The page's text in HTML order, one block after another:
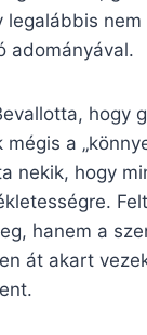
adományával.
hogy
a
nekik, hogy
hanem a
át akart